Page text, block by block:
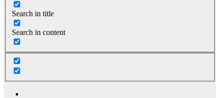
Search in title
Search in content